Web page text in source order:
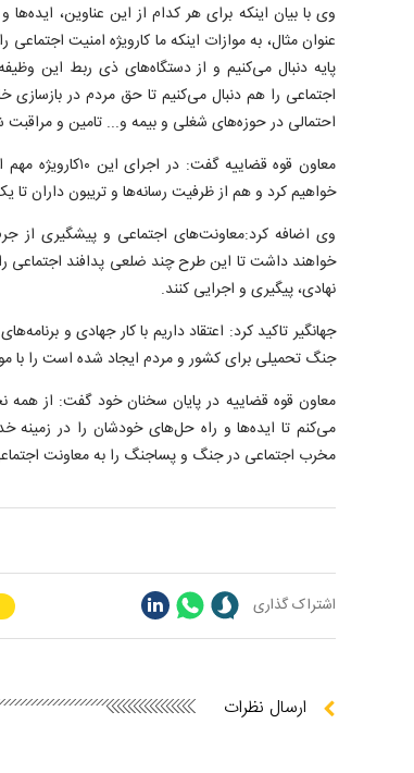
وی با بیان اینکه برای هر کدام از این عناوین،
عنوان مثال، به موازات اینکه ما کارویژه امنیت
پایه دنبال می‌کنیم و از دستگاه‌های ذی ربط این
اجتماعی را هم دنبال می‌کنیم تا حق مردم در
احتمالی در حوزه‌های شغلی و بیمه و... تامین و مراقبت
معاون قوه قضاییه
خواهیم کرد و هم از ظرفیت رسانه‌ها و تریبون داران
وی اضافه کرد:معاونت‌های اجتماعی و پیشگیری از
خواهند داشت تا این طرح چند ضلعی پدافند اجتماعی
نهادی، پیگیری و اجرایی کنند.
جهانگیر تاکید کرد: اعتقاد داریم با کار جهادی و
جنگ تحمیلی برای کشور و مردم ایجاد شده است را
معاون قوه قضاییه در پایان سخنان خود گفت: از همه
می‌کنم تا ایده‌ها و راه حل‌های خودشان را در
مخرب اجتماعی در جنگ و پساجنگ را به معاونت
اشتراک گذاری
ارسال نظرات